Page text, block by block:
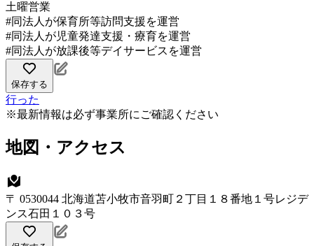
土曜営業
#同法人が保育所等訪問支援を運営
#同法人が児童発達支援・療育を運営
#同法人が放課後等デイサービスを運営
保存する
行った
※最新情報は必ず事業所にご確認ください
地図・アクセス
〒 0530044 北海道苫小牧市音羽町２丁目１８番地１号レジデ
ンス石田１０３号